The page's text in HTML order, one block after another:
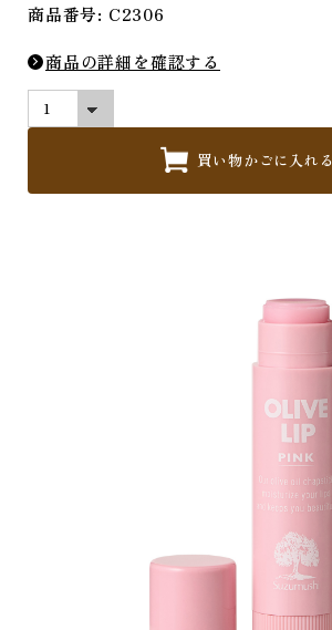
商品番号: C2306
商品の詳細を確認する
買い物かごに入れる